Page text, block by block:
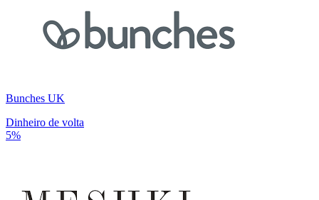
Bunches UK
Dinheiro de volta
5%